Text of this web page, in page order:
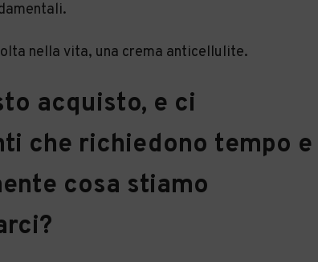
nella vita, una crema anticellulite.
acquisto, e ci
che richiedono tempo e
cosa stiamo